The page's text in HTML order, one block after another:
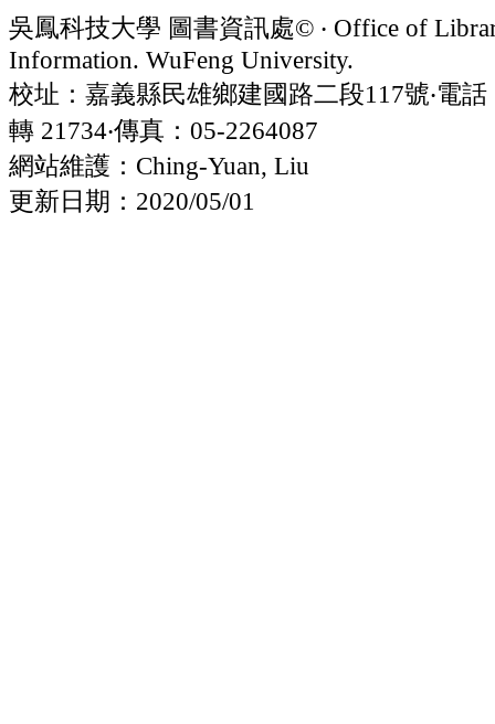
吳鳳科技大學 圖書資訊處© ‧ Office of
Information. WuFeng University.
校址：嘉義縣民雄鄉建國路二段117號‧電話
轉 21734‧傳真：05-2264087
網站維護：Ching-Yuan, Liu
更新日期：2020/05/01